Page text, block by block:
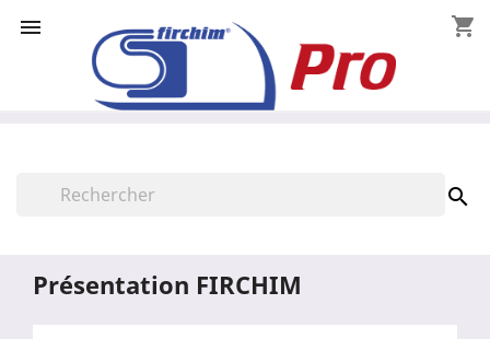
 shopping_cart

Présentation FIRCHIM